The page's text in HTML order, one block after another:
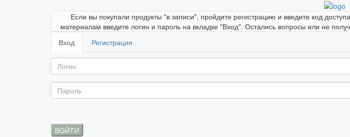
Если вы покупали продукты "в записи", пройдите регистрацию и введите код
материалам введите логин и пароль на вкладке "Вход". Остались вопросы или не
Вход
Регистрация
ВОЙТИ